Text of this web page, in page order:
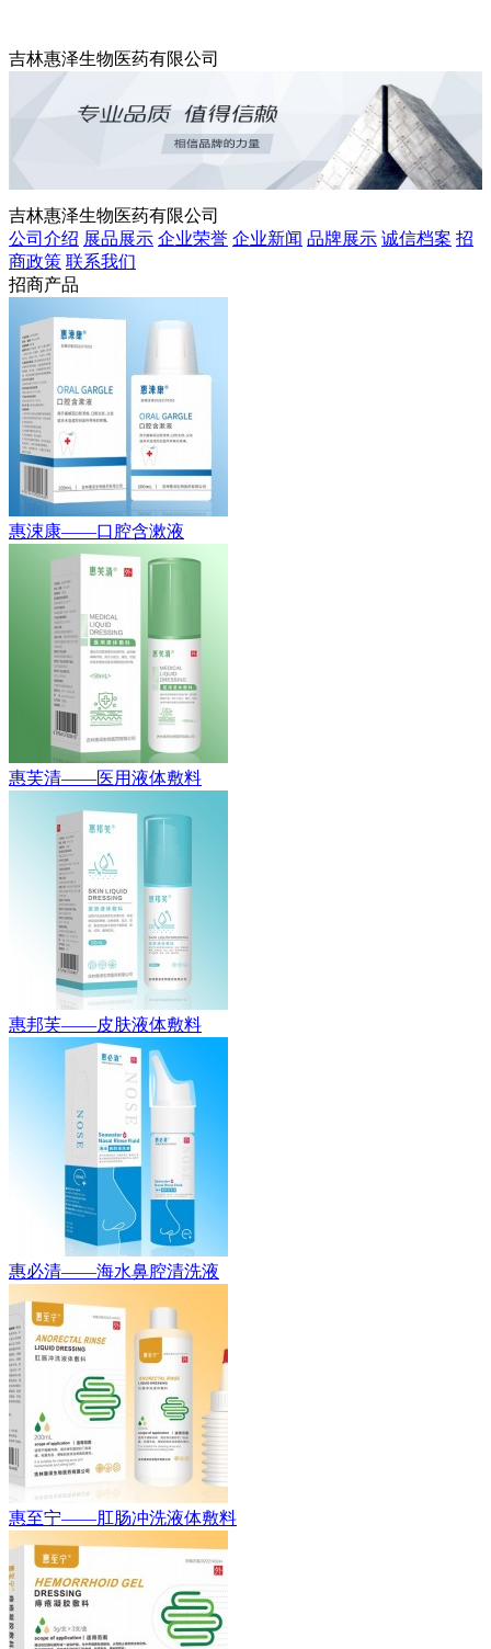
吉林惠泽生物医药有限公司
吉林惠泽生物医药有限公司
公司介绍 展品展示 企业荣誉 企业新闻 品牌展示 诚信档案 招
商政策 联系我们
招商产品
惠涑康——口腔含漱液
惠芙清——医用液体敷料
惠邦芙——皮肤液体敷料
惠必清——海水鼻腔清洗液
惠至宁——肛肠冲洗液体敷料